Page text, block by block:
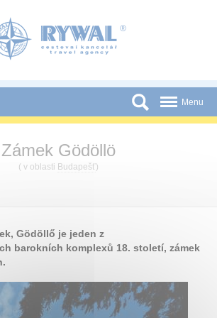
Menu
Zámek Gödöllö
( v oblasti Budapešť)
Gödöllő je jeden z
barokních komplexů 18. století, zámek